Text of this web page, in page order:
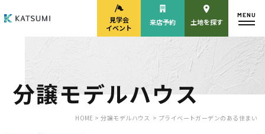
モデルハウス
来場予約
見学会・
イベント来場予約
見学会
イベント
来店予約 土地を探す
MENU
分譲モデルハウス
HOME >分譲モデルハウス > プライベートガーデンのある住まい